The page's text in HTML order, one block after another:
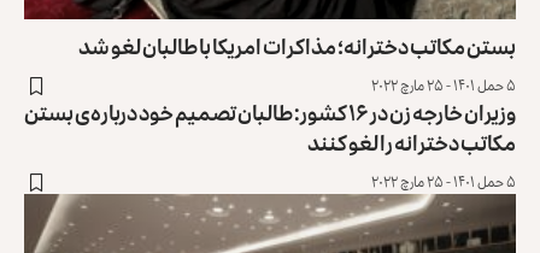
بستن مکاتب دخترانه؛ مذاکرات امریکا با طالبان لغو شد
۵ حمل ۱۴۰۱ - ۲۵ مارچ ۲۰۲۲
وزیران خارجه زن در ۱۶ کشور: طالبان تصمیم‌ خود درباره‌ی بستن
مکاتب دخترانه را لغو کنند
۵ حمل ۱۴۰۱ - ۲۵ مارچ ۲۰۲۲